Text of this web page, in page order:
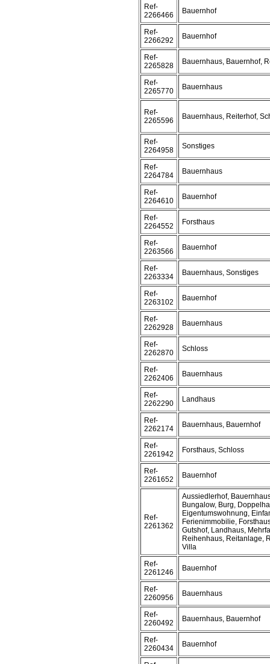
Ref-
2266466
Bauernhof
Ref-
2266292
Bauernhof
Ref-
2265828
Bauernhaus, Bauernhof,
Ref-
2265770
Bauernhaus
Ref-
2265596
Bauernhaus, Reiterhof,
Ref-
2264958
Sonstiges
Ref-
2264784
Bauernhaus
Ref-
2264610
Bauernhof
Ref-
2264552
Forsthaus
Ref-
2263566
Bauernhof
Ref-
2263334
Bauernhaus, Sonstiges
Ref-
2263102
Bauernhof
Ref-
2262928
Bauernhaus
Ref-
2262870
Schloss
Ref-
2262406
Bauernhaus
Ref-
2262290
Landhaus
Ref-
2262174
Bauernhaus, Bauernhof
Ref-
2261942
Forsthaus, Schloss
Ref-
2261652
Bauernhof
Ref-
2261362
Aussiedlerhof,
Bungalow, Burg,
Eigentumswohnung,
Ferienimmobilie,
Gutshof, Landhaus,
Reihenhaus, Reitanlage,
Villa
Ref-
2261246
Bauernhof
Ref-
2260956
Bauernhaus
Ref-
2260492
Bauernhaus, Bauernhof
Ref-
2260434
Bauernhof